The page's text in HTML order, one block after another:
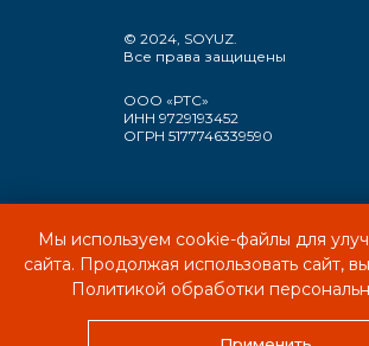
© 2024, SOYUZ.
Все права защищены
ПОЛИТИКА
ПОЛЬЗОВАТЕЛЬСКОЕ
ООО «РТС»
ИНН 9729193452
ОГРН 5177746339590
Мы используем cookie-файлы для
сайта. Продолжая использовать сайт,
Политикой обработки